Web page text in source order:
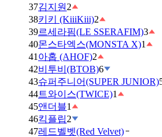
37김지원 2
38키키 (KiiiKiii)2
39르세라핌(LE SSERAFIM)3
40몬스타엑스(MONSTA X)1
41 아홉 (AHOF)2
42비투비(BTOB)6
43슈퍼주니어(SUPER JUNIOR)
44트와이스(TWICE)1
45앤더블1
46킥플립2
47레드벨벳(Red Velvet)